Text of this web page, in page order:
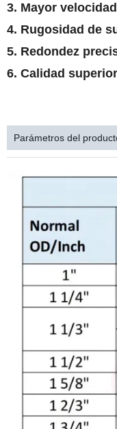
3. Mayor
4. Rugosidad de
5. Redondez
6. Calidad
Parámetros del